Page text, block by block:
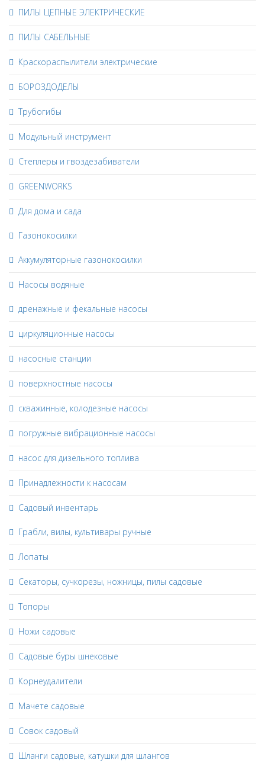
ПИЛЫ ЦЕПНЫЕ ЭЛЕКТРИЧЕСКИЕ
ПИЛЫ САБЕЛЬНЫЕ
Краскораспылители электрические
БОРОЗДОДЕЛЫ
Трубогибы
Модульный инструмент
Степлеры и гвоздезабиватели
GREENWORKS
Для дома и сада
Газонокосилки
Аккумуляторные газонокосилки
Насосы водяные
дренажные и фекальные насосы
циркуляционные насосы
насосные станции
поверхностные насосы
скважинные, колодезные насосы
погружные вибрационные насосы
насос для дизельного топлива
Принадлежности к насосам
Садовый инвентарь
Грабли, вилы, культивары ручные
Лопаты
Секаторы, сучкорезы, ножницы, пилы садовые
Топоры
Ножи садовые
Садовые буры шнековые
Корнеудалители
Мачете садовые
Совок садовый
Шланги садовые, катушки для шлангов